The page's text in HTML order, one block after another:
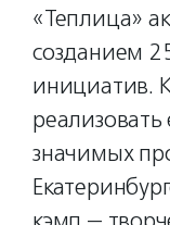
«Теплица»
созданием
инициатив.
значимых